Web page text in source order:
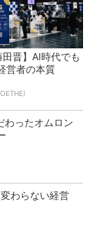
田晋】AI時代でも
営者の本質
ったオムロン
わらない経営